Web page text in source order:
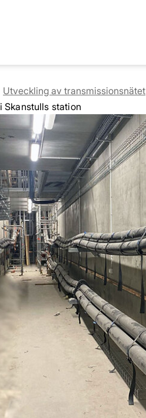
Utveckling av transmissionsnätet
Skanstulls station